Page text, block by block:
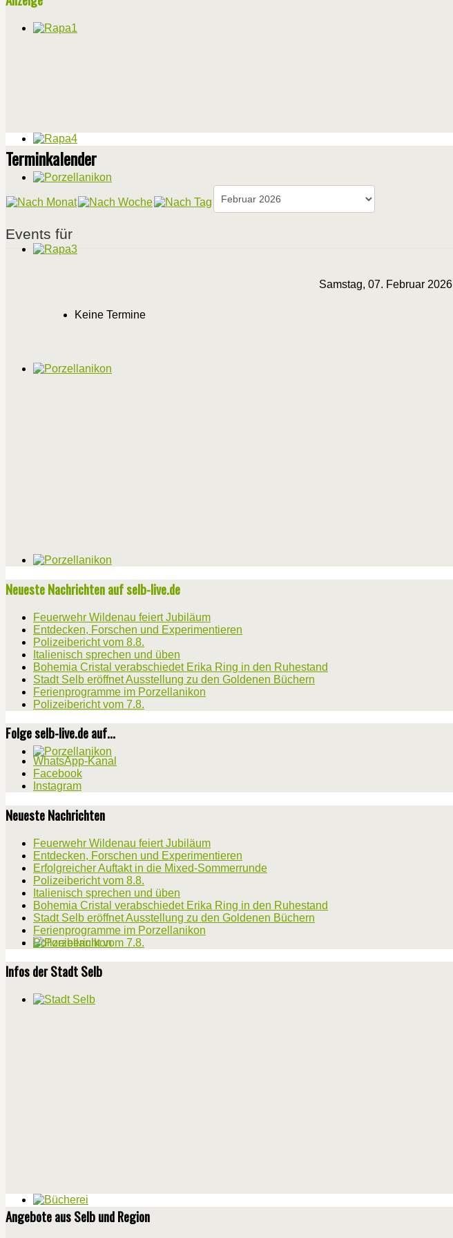
Terminkalender
Events für
Samstag, 07. Februar 2026
Keine Termine
Neueste Nachrichten auf selb-live.de
Feuerwehr Wildenau feiert Jubiläum
Entdecken, Forschen und Experimentieren
Polizeibericht vom 8.8.
Italienisch sprechen und üben
Bohemia Cristal verabschiedet Erika Ring in den Ruhestand
Stadt Selb eröffnet Ausstellung zu den Goldenen Büchern
Ferienprogramme im Porzellanikon
Polizeibericht vom 7.8.
Folge selb-live.de auf...
WhatsApp-Kanal
Facebook
Instagram
Neueste Nachrichten
Feuerwehr Wildenau feiert Jubiläum
Entdecken, Forschen und Experimentieren
Erfolgreicher Auftakt in die Mixed-Sommerrunde
Polizeibericht vom 8.8.
Italienisch sprechen und üben
Bohemia Cristal verabschiedet Erika Ring in den Ruhestand
Stadt Selb eröffnet Ausstellung zu den Goldenen Büchern
Ferienprogramme im Porzellanikon
Polizeibericht vom 7.8.
Infos der Stadt Selb
Angebote aus Selb und Region